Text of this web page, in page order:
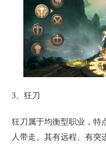
3、狂刀
狂刀属于均衡型职业，特
人带走。其有远程、有突